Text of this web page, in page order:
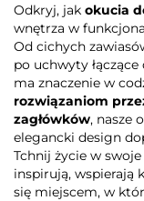
Odkryj, jak okucia
wnętrza w
Od cichych
po uchwyty
ma znaczenie w
rozwiązaniom
zagłówków, nasze
elegancki design
Tchnij życie w
inspirują, wspierają
się miejscem, w